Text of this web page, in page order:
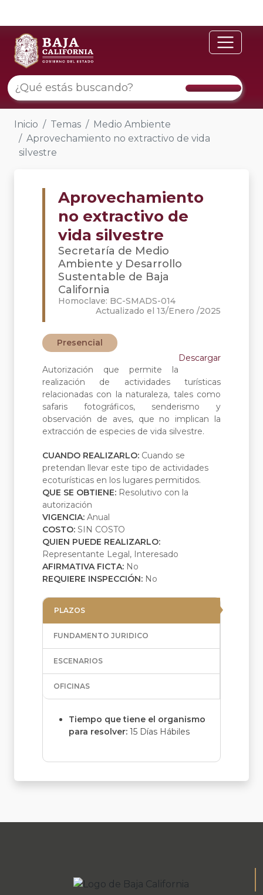
Inicio Temas
Medio Ambiente
Aprovechamiento no extractivo de vida
silvestre
Aprovechamiento
no extractivo de
vida silvestre
Secretaría de Medio
Ambiente y Desarrollo
Sustentable de Baja
California
Homoclave: BC-SMADS-014
Actualizado el 13/Enero /2025
Presencial
Descargar
Autorización que permite la
realización de actividades turísticas
relacionadas con la naturaleza, tales como
safaris fotográficos, senderismo y
observación de aves, que no implican la
extracción de especies de vida silvestre.
CUANDO REALIZARLO: Cuando se
pretendan llevar este tipo de actividades
ecoturísticas en los lugares permitidos.
QUE SE OBTIENE: Resolutivo con la
autorización
VIGENCIA: Anual
COSTO: SIN COSTO
QUIEN PUEDE REALIZARLO:
Representante Legal, Interesado
AFIRMATIVA FICTA: No
REQUIERE INSPECCIÓN: No
PLAZOS
FUNDAMENTO JURIDICO
ESCENARIOS
OFICINAS
Tiempo que tiene el organismo
para resolver: 15 Días Hábiles